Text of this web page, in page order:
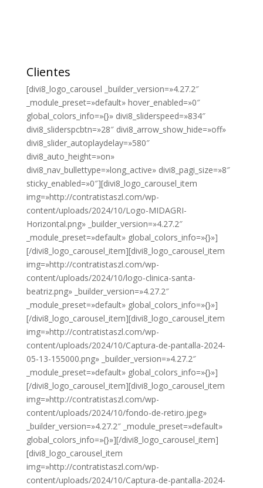
Clientes
[divi8_logo_carousel _builder_version=»4.27.2″
_module_preset=»default» hover_enabled=»0″
global_colors_info=»{}» divi8_sliderspeed=»834″
divi8_sliderspcbtn=»28″ divi8_arrow_show_hide=»off»
divi8_slider_autoplaydelay=»580″
divi8_auto_height=»on»
divi8_nav_bullettype=»long_active» divi8_pagi_size=»8″
sticky_enabled=»0″][divi8_logo_carousel_item
img=»http://contratistaszl.com/wp-
content/uploads/2024/10/Logo-MIDAGRI-
Horizontal.png» _builder_version=»4.27.2″
_module_preset=»default» global_colors_info=»{}»]
[/divi8_logo_carousel_item][divi8_logo_carousel_item
img=»http://contratistaszl.com/wp-
content/uploads/2024/10/logo-clinica-santa-
beatriz.png» _builder_version=»4.27.2″
_module_preset=»default» global_colors_info=»{}»]
[/divi8_logo_carousel_item][divi8_logo_carousel_item
img=»http://contratistaszl.com/wp-
content/uploads/2024/10/Captura-de-pantalla-2024-
05-13-155000.png» _builder_version=»4.27.2″
_module_preset=»default» global_colors_info=»{}»]
[/divi8_logo_carousel_item][divi8_logo_carousel_item
img=»http://contratistaszl.com/wp-
content/uploads/2024/10/fondo-de-retiro.jpeg»
_builder_version=»4.27.2″ _module_preset=»default»
global_colors_info=»{}»][/divi8_logo_carousel_item]
[divi8_logo_carousel_item
img=»http://contratistaszl.com/wp-
content/uploads/2024/10/Captura-de-pantalla-2024-